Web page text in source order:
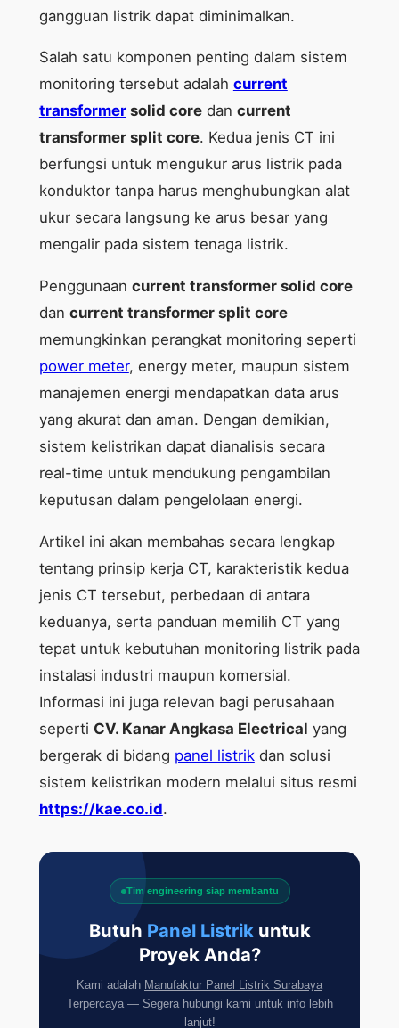
gangguan listrik dapat diminimalkan.
Salah satu komponen penting dalam sistem
monitoring tersebut adalah current
transformersolid coredan current
transformer split core. Kedua jenis CT ini
berfungsi untuk mengukur arus listrik pada
konduktor tanpa harus menghubungkan alat
ukur secara langsung ke arus besar yang
mengalir pada sistem tenaga listrik.
Penggunaan current transformer solid core
dan current transformer split core
memungkinkan perangkat monitoring seperti
power meter, energy meter, maupun sistem
manajemen energi mendapatkan data arus
yang akurat dan aman. Dengan demikian,
sistem kelistrikan dapat dianalisis secara
real-time untuk mendukung pengambilan
keputusan dalam pengelolaan energi.
Artikel ini akan membahas secara lengkap
tentang prinsip kerja CT, karakteristik kedua
jenis CT tersebut, perbedaan di antara
keduanya, serta panduan memilih CT yang
tepat untuk kebutuhan monitoring listrik pada
instalasi industri maupun komersial.
Informasi ini juga relevan bagi perusahaan
seperti CV. Kanar Angkasa Electrical yang
bergerak di bidang panel listrikdan solusi
sistem kelistrikan modern melalui situs resmi
https://kae.co.id.
Tim engineering siap membantu
Butuh Panel Listrikuntuk
Proyek Anda?
Kami adalah Manufaktur Panel Listrik Surabaya
Terpercaya — Segera hubungi kami untuk info lebih
lanjut!